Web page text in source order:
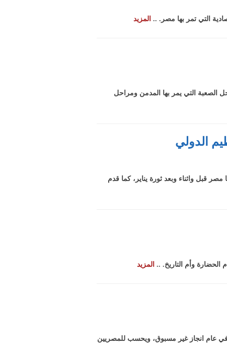
التي تمر بها مصر. .. المزيد
الصعبة التي يمر بها المدمن ومراحل
الدولي
قبل واثناء وبعد ثورة يناير، كما قدم
وأم التاريخ. .. المزيد
في عام انجاز غير مسبوق، ويحسب للمصريين